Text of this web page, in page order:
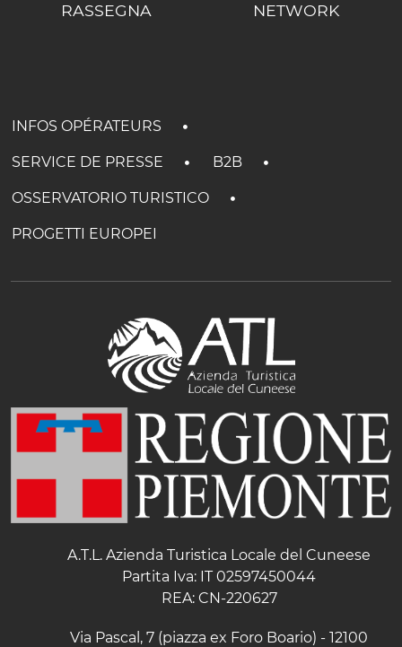
RASSEGNA NETWORK
INFOS OPÉRATEURS
SERVICE DE PRESSE B2B
OSSERVATORIO TURISTICO
PROGETTI EUROPEI
A.T.L. Azienda Turistica Locale del Cuneese
Partita Iva: IT 02597450044
REA: CN-220627
Via Pascal, 7 (piazza ex Foro Boario) - 12100